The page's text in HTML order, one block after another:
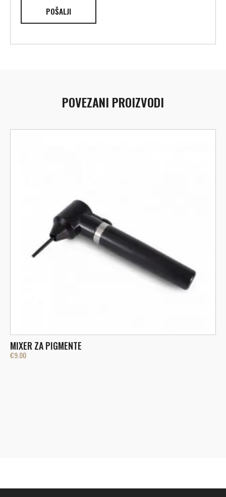
POVEZANI PROIZVODI
MIXER ZA PIGMENTE
€9.00